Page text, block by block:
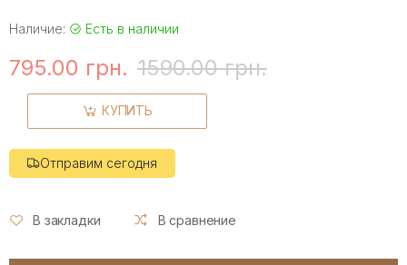
Наличие: Есть в наличии
795.00 грн. 1590.00 грн.
КУПИТЬ
Отправим сегодня
В закладки В сравнение